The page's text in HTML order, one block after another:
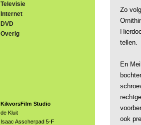
Televisie
Internet
DVD
Overig
KikvorsFilm Studio
de Kluit
Isaac Asscherpad 5-F
Zo
tellen.
En
ook